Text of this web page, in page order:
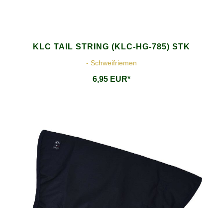
KLC TAIL STRING (KLC-HG-785) STK
- Schweifriemen
6,95 EUR*